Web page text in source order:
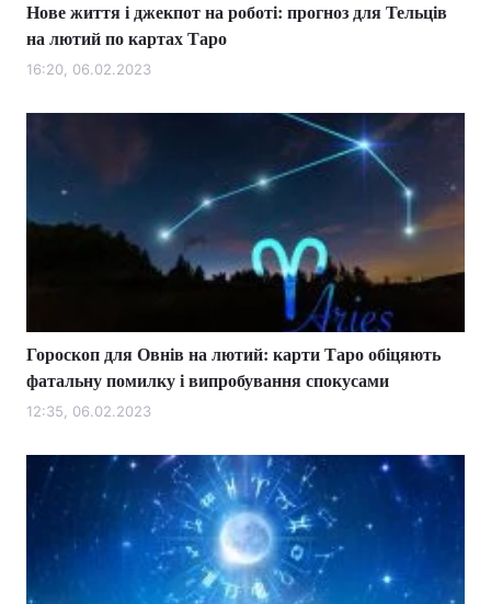
Нове життя і джекпот на роботі: прогноз для Тельців
на лютий по картах Таро
16:20, 06.02.2023
Гороскоп для Овнів на лютий: карти Таро обіцяють
фатальну помилку і випробування спокусами
12:35, 06.02.2023